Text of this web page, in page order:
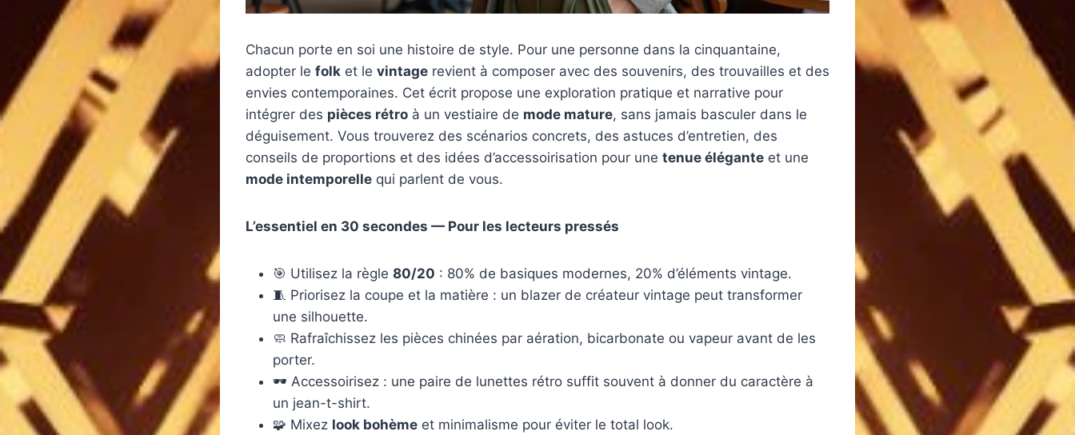
Chacun porte en soi une histoire de style. Pour une personne dans la cinquantaine,
adopter le folk et le vintage revient à composer avec des souvenirs, des trouvailles et des
envies contemporaines. Cet écrit propose une exploration pratique et narrative pour
intégrer des pièces rétro à un vestiaire de mode mature, sans jamais basculer dans le
déguisement. Vous trouverez des scénarios concrets, des astuces d’entretien, des
conseils de proportions et des idées d’accessoirisation pour une tenue élégante et une
mode intemporelle qui parlent de vous.
L’essentiel en 30 secondes — Pour les lecteurs pressés
🎯 Utilisez la règle 80/20 : 80% de basiques modernes, 20% d’éléments vintage.
🧵 Priorisez la coupe et la matière : un blazer de créateur vintage peut transformer
une silhouette.
🧼 Rafraîchissez les pièces chinées par aération, bicarbonate ou vapeur avant de les
porter.
🕶️ Accessoirisez : une paire de lunettes rétro suffit souvent à donner du caractère à
un jean-t-shirt.
🧩 Mixez look bohème et minimalisme pour éviter le total look.